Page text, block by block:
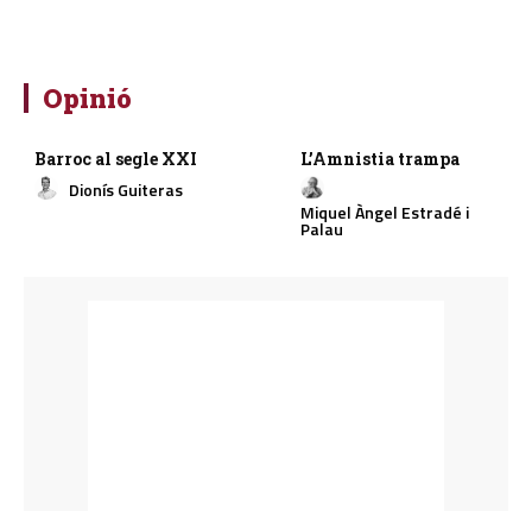
Opinió
Barroc al segle XXI
Dionís Guiteras
L’Amnistia trampa
Miquel Àngel Estradé i
Palau